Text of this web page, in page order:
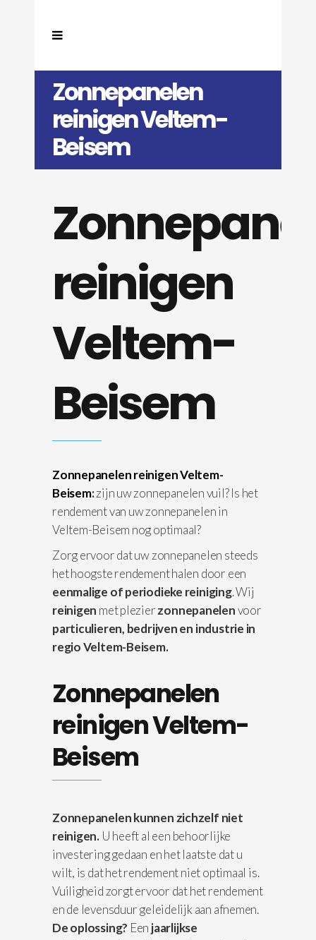
Zonnepanelen
reinigen Veltem-
Beisem
reinigen
Veltem-
Beisem
Zonnepanelen reinigen Veltem-
Beisem:zijn uw zonnepanelen vuil? Is het
rendement van uw zonnepanelen in
Veltem-Beisem nog optimaal?
Zorg ervoor dat uw zonnepanelen steeds
het hoogste rendement halen door een
eenmalige of periodieke reiniging. Wij
reinigen met plezierzonnepanelenvoor
particulieren, bedrijven en industrie in
regio Veltem-Beisem.
Zonnepanelen
reinigen Veltem-
Beisem
Zonnepanelen kunnen zichzelf niet
reinigen. U heeft al een behoorlijke
investering gedaan en het laatste dat u
wilt, is dat het rendement niet optimaal is.
Vuiligheid zorgt ervoor dat het rendement
en de levensduur geleidelijk aan afnemen.
De oplossing? Een jaarlijkse